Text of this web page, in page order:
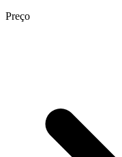
Preço